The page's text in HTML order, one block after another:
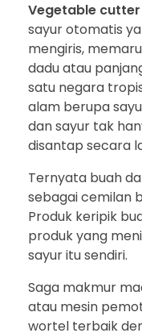
Vegetable cutter
sayur otomatis
mengiris,
dadu atau
satu negara
alam berupa
dan sayur tak
disantap secara
Ternyata buah
sebagai cemilan
Produk keripik
produk yang
sayur itu sendiri.
Saga makmur
atau mesin
wortel terbaik